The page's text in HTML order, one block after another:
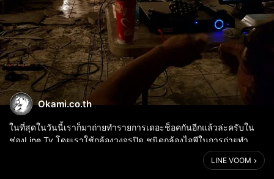
Okami.co.th
ในที่สุดในวันนี้เราก็มาถ่ายทำรายการเดอะช็อคกันอีกแล้วล่ะครับใน
ช่องLine Tv โดยเราใช้กล้องวงจรปิด ชนิดกล้องไอพีในการถ่ายทำ
รายการกันทางแอดเลยเก็บบรรยากาศมาฝากครับ http://okami-
LINE VOOM